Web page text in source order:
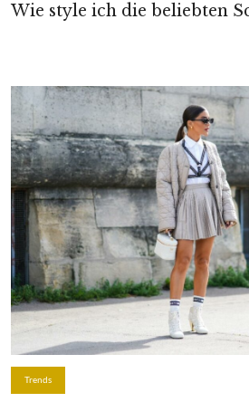
Wie style ich die beliebten
Trends